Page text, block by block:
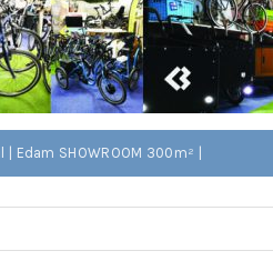
SHOWROOM 300m² |